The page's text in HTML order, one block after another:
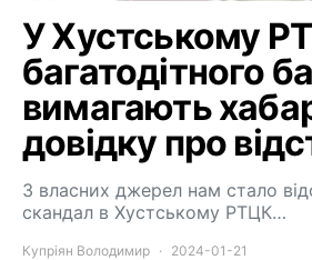
У Хустському
багатодітного
вимагають
довідку про
З власних джерел нам стало
скандал в Хустському РТЦК…
Купріян Володимир 2024-01-21